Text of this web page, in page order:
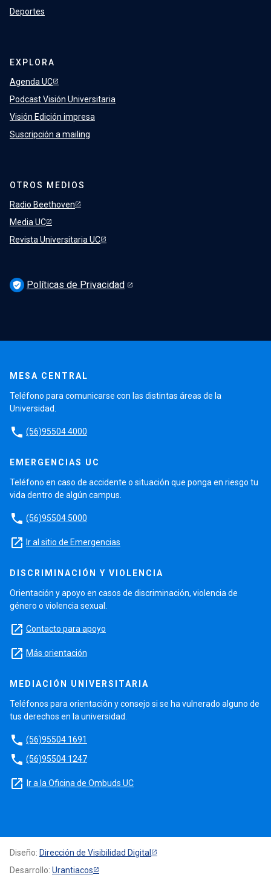
Deportes
EXPLORA
Agenda UC
Podcast Visión Universitaria
Visión Edición impresa
Suscripción a mailing
OTROS MEDIOS
Radio Beethoven
Media UC
Revista Universitaria UC
verified_user Políticas de Privacidad
MESA CENTRAL
Teléfono para comunicarse con las distintas áreas de la
Universidad.
phone (56)95504 4000
EMERGENCIAS UC
Teléfono en caso de accidente o situación que ponga en riesgo tu
vida dentro de algún campus.
phone (56)95504 5000
launch Ir al sitio de Emergencias
DISCRIMINACIÓN Y VIOLENCIA
Orientación y apoyo en casos de discriminación, violencia de
género o violencia sexual.
launch Contacto para apoyo
launch Más orientación
MEDIACIÓN UNIVERSITARIA
Teléfonos para orientación y consejo si se ha vulnerado alguno de
tus derechos en la universidad.
phone (56)95504 1691
phone (56)95504 1247
launch Ir a la Oficina de Ombuds UC
Diseño: Dirección de Visibilidad Digital
Desarrollo: Urantiacos